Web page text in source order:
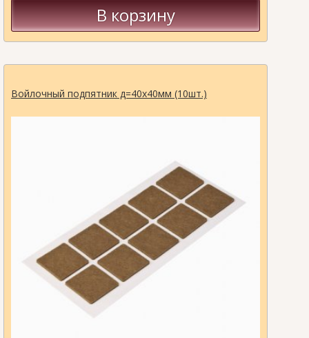
В корзину
Войлочный подпятник д=40х40мм (10шт.)